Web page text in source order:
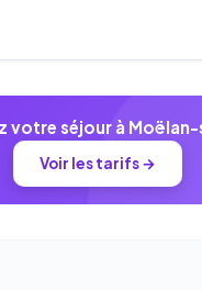
votre séjour à
Voir les tarifs →